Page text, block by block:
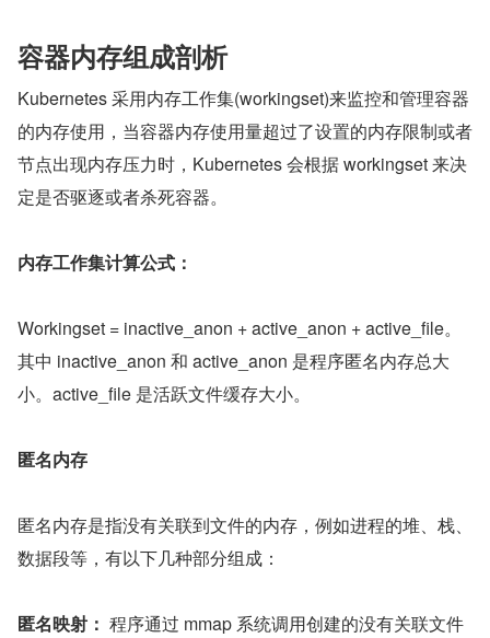
容器内存组成剖析
Kubernetes 采用内存工作集(workingset)来监控和管理容器
的内存使用，当容器内存使用量超过了设置的内存限制或者
节点出现内存压力时，Kubernetes 会根据 workingset 来决
定是否驱逐或者杀死容器。
内存工作集计算公式：
Workingset = inactive_anon + active_anon + active_file。
其中 inactive_anon 和 active_anon 是程序匿名内存总大
小。active_file 是活跃文件缓存大小。
匿名内存
匿名内存是指没有关联到文件的内存，例如进程的堆、栈、
数据段等，有以下几种部分组成：
匿名映射： 程序通过 mmap 系统调用创建的没有关联文件